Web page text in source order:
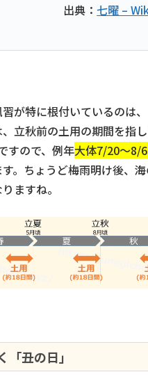
出典：七曜 –
が特に根付いているのは
立秋前の土用の期間を指
すので、例年大体7/20～8/
。ちょうど梅雨明け後、
ますね。
「丑の日」